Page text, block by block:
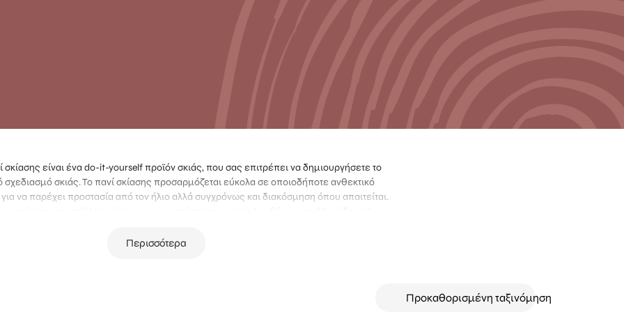
σκίασης είναι ένα do-it-yourself προϊόν σκιάς, που σας επιτρέπει να δημιουργήσετε το
σχεδιασμό σκιάς. Το πανί σκίασης προσαρμόζεται εύκολα σε οποιοδήποτε ανθεκτικό
να παρέχει προστασία από τον ήλιο αλλά συγχρόνως και διακόσμηση όπου απαιτείται.
για πατώματα, αίθρια, πισίνες, παιδότοπους, κάμπινγκ ή σε Τετράγωνα πανιά
Περισσότερα